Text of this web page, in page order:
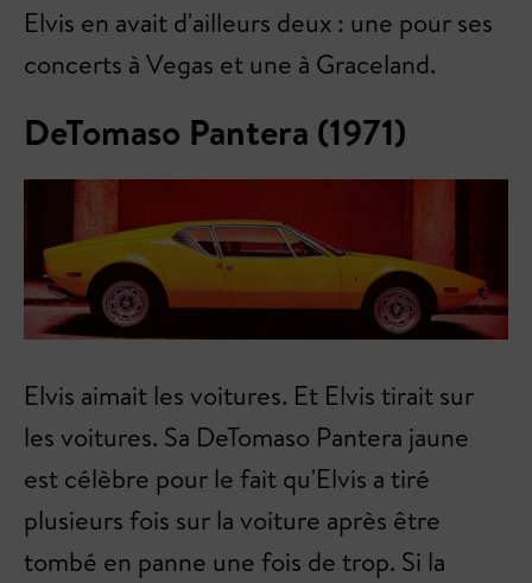
Elvis en avait d'ailleurs deux : une pour ses
concerts à Vegas et une à Graceland.
DeTomaso Pantera (1971)
Elvis aimait les voitures. Et Elvis tirait sur
les voitures. Sa DeTomaso Pantera jaune
est célèbre pour le fait qu'Elvis a tiré
plusieurs fois sur la voiture après être
tombé en panne une fois de trop. Si la